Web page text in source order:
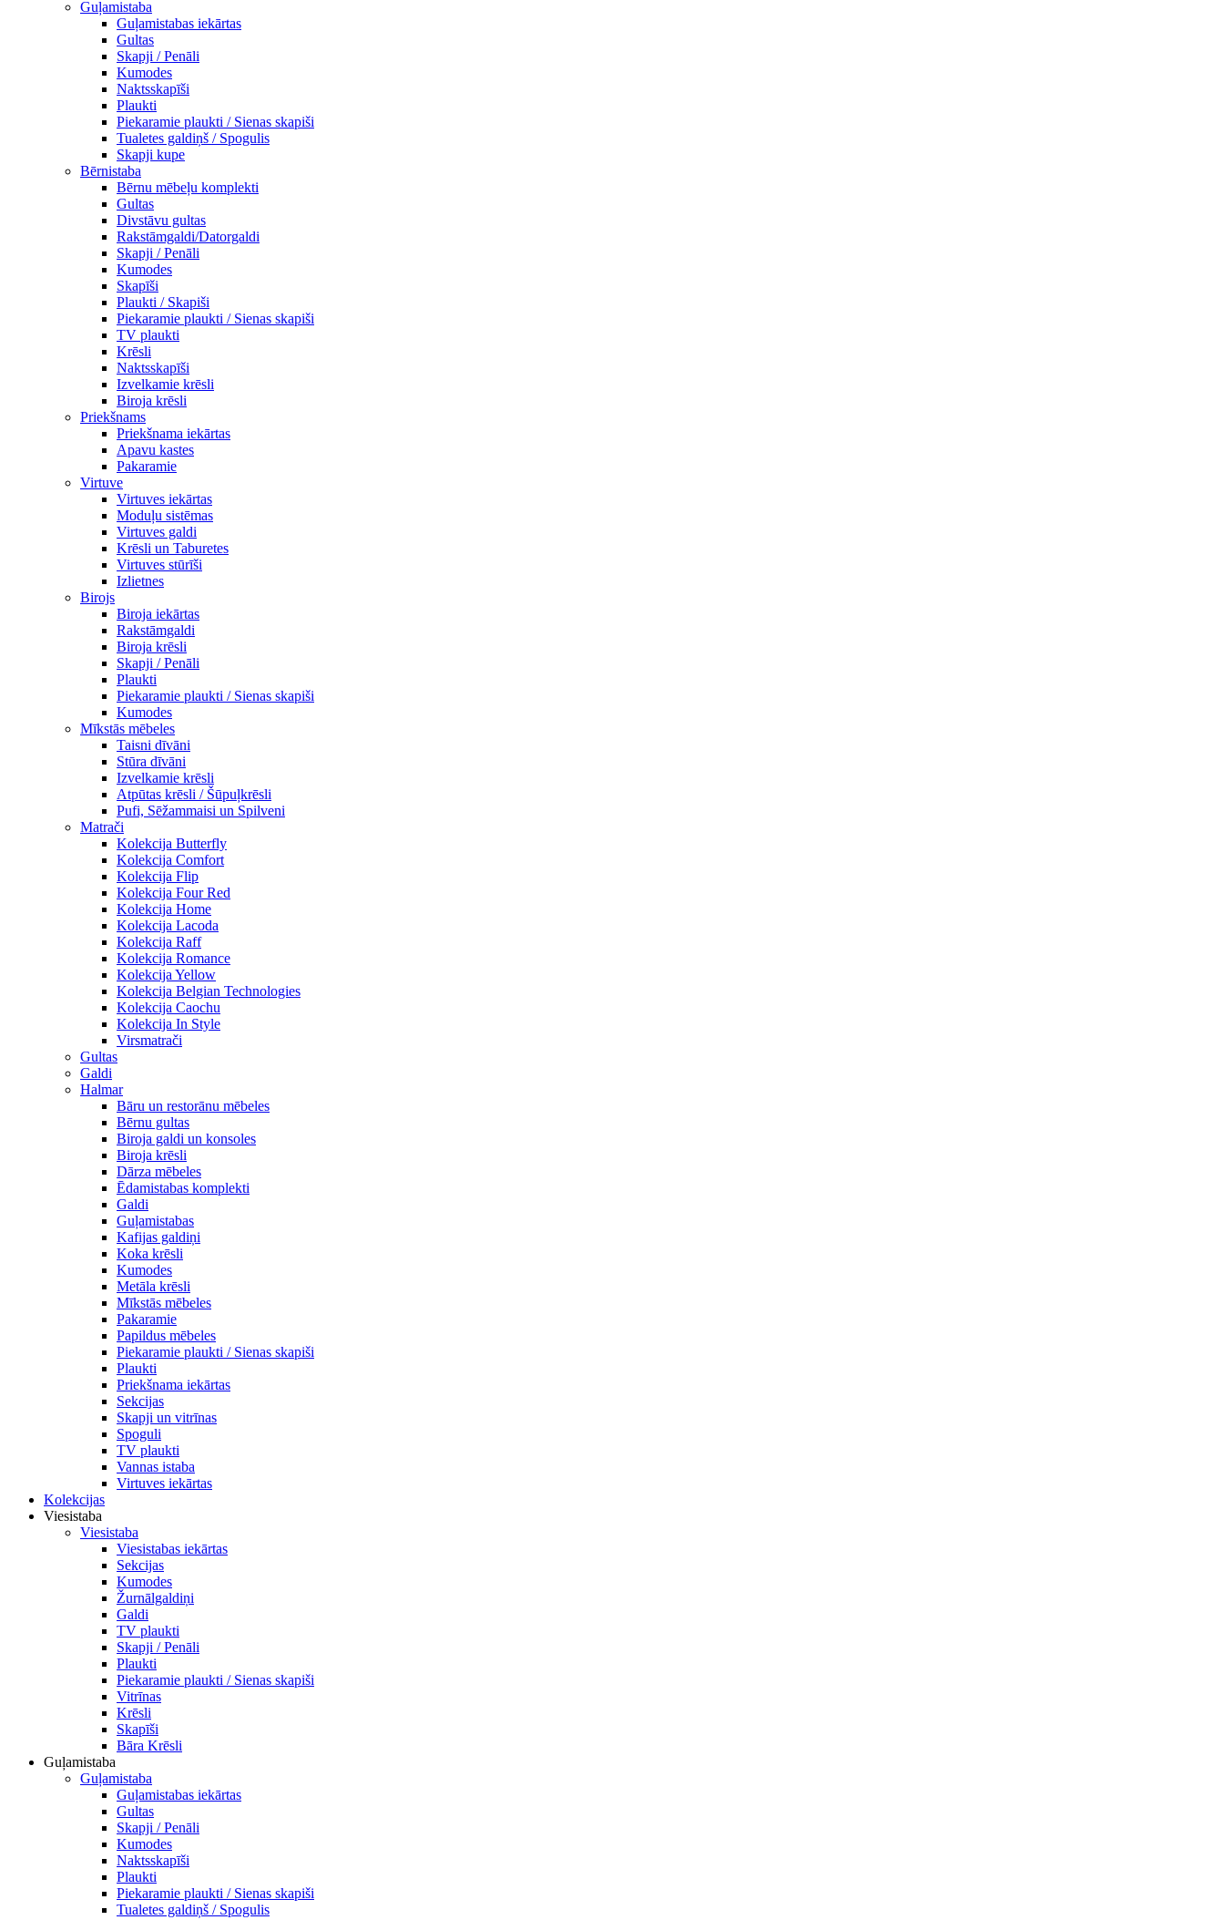
Guļamistaba
Guļamistabas iekārtas
Gultas
Skapji / Penāli
Kumodes
Naktsskapīši
Plaukti
Piekaramie plaukti / Sienas skapiši
Tualetes galdiņš / Spogulis
Skapji kupe
Bērnistaba
Bērnu mēbeļu komplekti
Gultas
Divstāvu gultas
Rakstāmgaldi/Datorgaldi
Skapji / Penāli
Kumodes
Skapīši
Plaukti / Skapiši
Piekaramie plaukti / Sienas skapiši
TV plaukti
Krēsli
Naktsskapīši
Izvelkamie krēsli
Biroja krēsli
Priekšnams
Priekšnama iekārtas
Apavu kastes
Pakaramie
Virtuve
Virtuves iekārtas
Moduļu sistēmas
Virtuves galdi
Krēsli un Taburetes
Virtuves stūrīši
Izlietnes
Birojs
Biroja iekārtas
Rakstāmgaldi
Biroja krēsli
Skapji / Penāli
Plaukti
Piekaramie plaukti / Sienas skapiši
Kumodes
Mīkstās mēbeles
Taisni dīvāni
Stūra dīvāni
Izvelkamie krēsli
Atpūtas krēsli / Šūpuļkrēsli
Pufi, Sēžammaisi un Spilveni
Matrači
Kolekcija Butterfly
Kolekcija Comfort
Kolekcija Flip
Kolekcija Four Red
Kolekcija Home
Kolekcija Lacoda
Kolekcija Raff
Kolekcija Romance
Kolekcija Yellow
Kolekcija Belgian Technologies
Kolekcija Caochu
Kolekcija In Style
Virsmatrači
Gultas
Galdi
Halmar
Bāru un restorānu mēbeles
Bērnu gultas
Biroja galdi un konsoles
Biroja krēsli
Dārza mēbeles
Ēdamistabas komplekti
Galdi
Guļamistabas
Kafijas galdiņi
Koka krēsli
Kumodes
Metāla krēsli
Mīkstās mēbeles
Pakaramie
Papildus mēbeles
Piekaramie plaukti / Sienas skapiši
Plaukti
Priekšnama iekārtas
Sekcijas
Skapji un vitrīnas
Spoguli
TV plaukti
Vannas istaba
Virtuves iekārtas
Kolekcijas
Viesistaba
Viesistaba
Viesistabas iekārtas
Sekcijas
Kumodes
Žurnālgaldiņi
Galdi
TV plaukti
Skapji / Penāli
Plaukti
Piekaramie plaukti / Sienas skapiši
Vitrīnas
Krēsli
Skapīši
Bāra Krēsli
Guļamistaba
Guļamistaba
Guļamistabas iekārtas
Gultas
Skapji / Penāli
Kumodes
Naktsskapīši
Plaukti
Piekaramie plaukti / Sienas skapiši
Tualetes galdiņš / Spogulis